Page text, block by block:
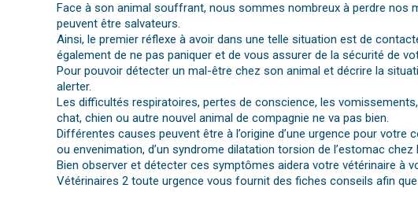
Face à son animal souffrant, nous sommes nombreux à perdre nos
peuvent être salvateurs.
Ainsi, le premier réflexe à avoir dans une telle situation est de
également de ne pas paniquer et de vous assurer de la sécurité de
Pour pouvoir détecter un mal-être chez son animal et décrire la
alerter.
Les difficultés respiratoires, pertes de conscience, les
chat, chien ou autre nouvel animal de compagnie ne va pas bien.
Différentes causes peuvent être à l’origine d’une urgence pour votre
ou envenimation, d’un syndrome dilatation torsion de l’estomac
Bien observer et détecter ces symptômes aidera votre vétérinaire à
Vétérinaires 2 toute urgence vous fournit des fiches conseils afin